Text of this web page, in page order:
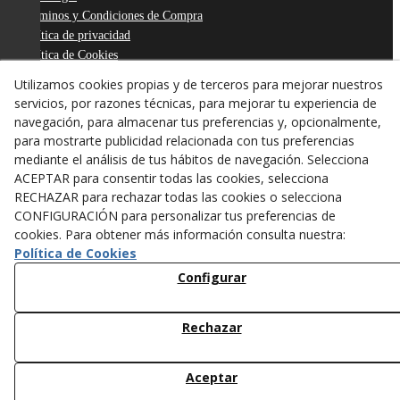
Términos y Condiciones de Compra
Política de privacidad
Política de Cookies
Derecho de desistimiento
derechos reservados.
Utilizamos cookies propias y de terceros para mejorar nuestros
servicios, por razones técnicas, para mejorar tu experiencia de
navegación, para almacenar tus preferencias y, opcionalmente,
para mostrarte publicidad relacionada con tus preferencias
mediante el análisis de tus hábitos de navegación. Selecciona
ACEPTAR para consentir todas las cookies, selecciona
RECHAZAR para rechazar todas las cookies o selecciona
CONFIGURACIÓN para personalizar tus preferencias de
cookies. Para obtener más información consulta nuestra:
Política de Cookies
Configurar
Rechazar
Aceptar